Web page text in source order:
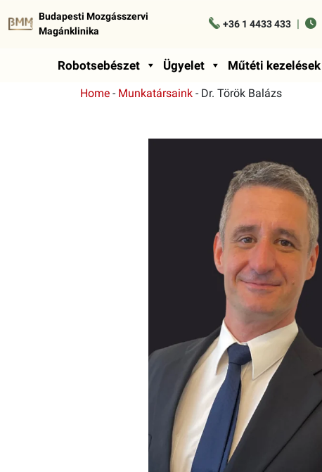
Budapesti Mozgásszervi
Magánklinika
+36 1 4433 433 |
Robotsebészet Ügyelet Műtéti kezelések
Home - Munkatársaink - Dr. Török Balázs